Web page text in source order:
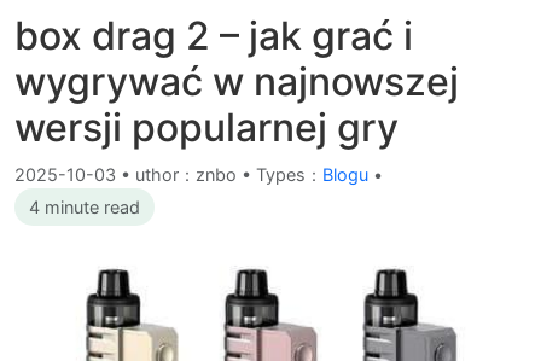
box drag 2 – jak grać i
wygrywać w najnowszej
wersji popularnej gry
2025-10-03 • uthor：znbo • Types： Blogu •
4 minute read